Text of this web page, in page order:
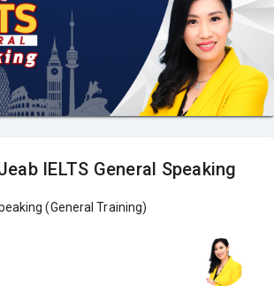
IELTS General Speaking
(General Training)